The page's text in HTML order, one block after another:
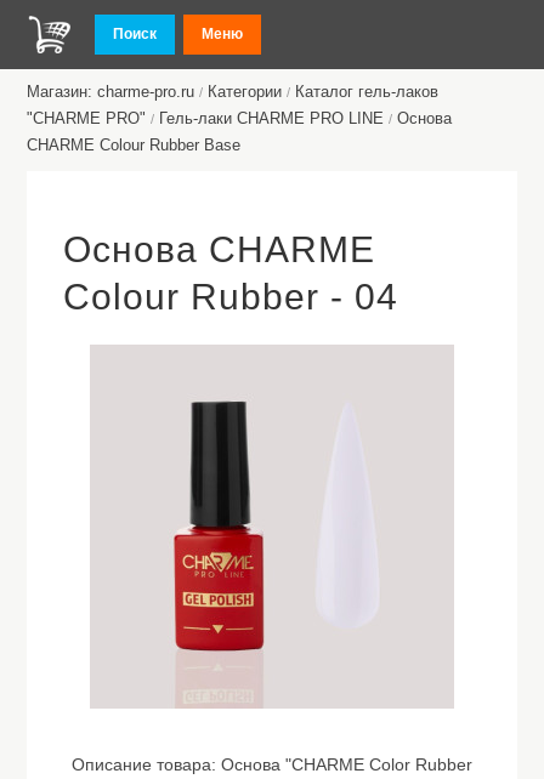
Поиск Меню
Магазин: charme-pro.ru / Категории / Каталог гель-лаков
"CHARME PRO" / Гель-лаки CHARME PRO LINE / Основа
CHARME Colour Rubber Base
Основа CHARME
Colour Rubber - 04
Описание товара: Основа "CHARME Color Rubber